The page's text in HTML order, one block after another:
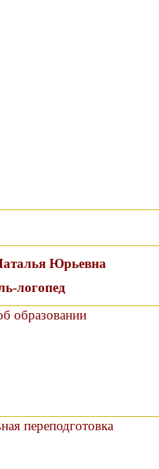
Юрьевна
логопед
образовании
переподготовка